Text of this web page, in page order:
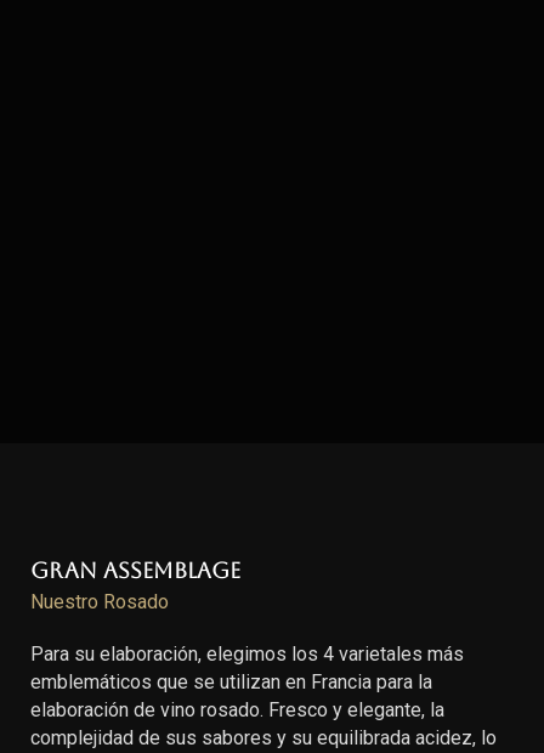
Gran Assemblage
Nuestro Rosado
Para su elaboración, elegimos los 4 varietales más
emblemáticos que se utilizan en Francia para la
elaboración de vino rosado. Fresco y elegante, la
complejidad de sus sabores y su equilibrada acidez, lo